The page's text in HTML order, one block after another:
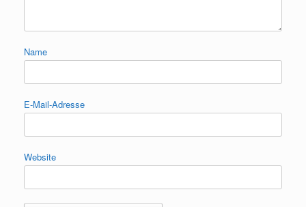
Name
E-Mail-Adresse
Website